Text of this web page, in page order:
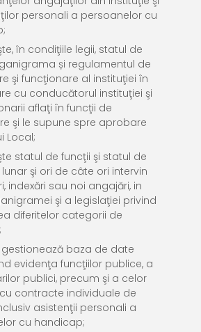
personali a persoanelor cu
în condiţiile legii, statul de
și regulamentul de
şi funcţionare al instituţiei în
cu conducătorul instituţiei şi
aflaţi în funcţii de
şi le supune spre aprobare
Local;
statul de funcţii şi statul de
şi ori de câte ori intervin
indexări sau noi angajări, in
şi a legislaţiei privind
diferitelor categorii de
gestionează baza de date
evidenţa funcţiilor publice, a
publici, precum şi a celor
contracte individuale de
asistenţii personali a
cu handicap;